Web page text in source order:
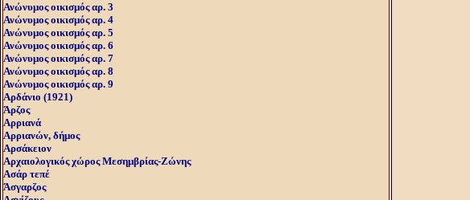
Ανώνυμος οικισμός αρ. 3
Ανώνυμος οικισμός αρ. 4
Ανώνυμος οικισμός αρ. 5
Ανώνυμος οικισμός αρ. 6
Ανώνυμος οικισμός αρ. 7
Ανώνυμος οικισμός αρ. 8
Ανώνυμος οικισμός αρ. 9
Αρδάνιο (1921)
Άρζος
Αρριανά
Αρριανών, δήμος
Αρσάκειον
Αρχαιολογικός χώρος Μεσημβρίας-Ζώνης
Ασάρ τεπέ
Άσγαρζος